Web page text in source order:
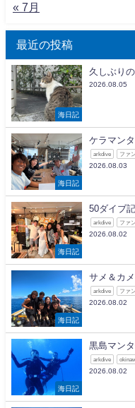
« 7月
最近の投稿
海日記
久しぶり
2026.08.05
海日記
ケラマンタ
arkdive ファ
2026.08.03
海日記
50ダイブ
arkdive ファ
2026.08.02
海日記
サメ＆カ
arkdive ファ
2026.08.02
海日記
黒島マン
arkdive
2026.08.02